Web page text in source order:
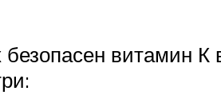
витамин